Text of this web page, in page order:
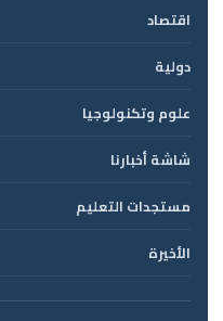
اقتصاد
دولية
علوم وتكنولوجيا
شاشة أخبارنا
مستجدات التعليم
الأخيرة